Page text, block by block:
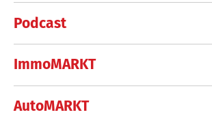
Podcast
ImmoMARKT
AutoMARKT